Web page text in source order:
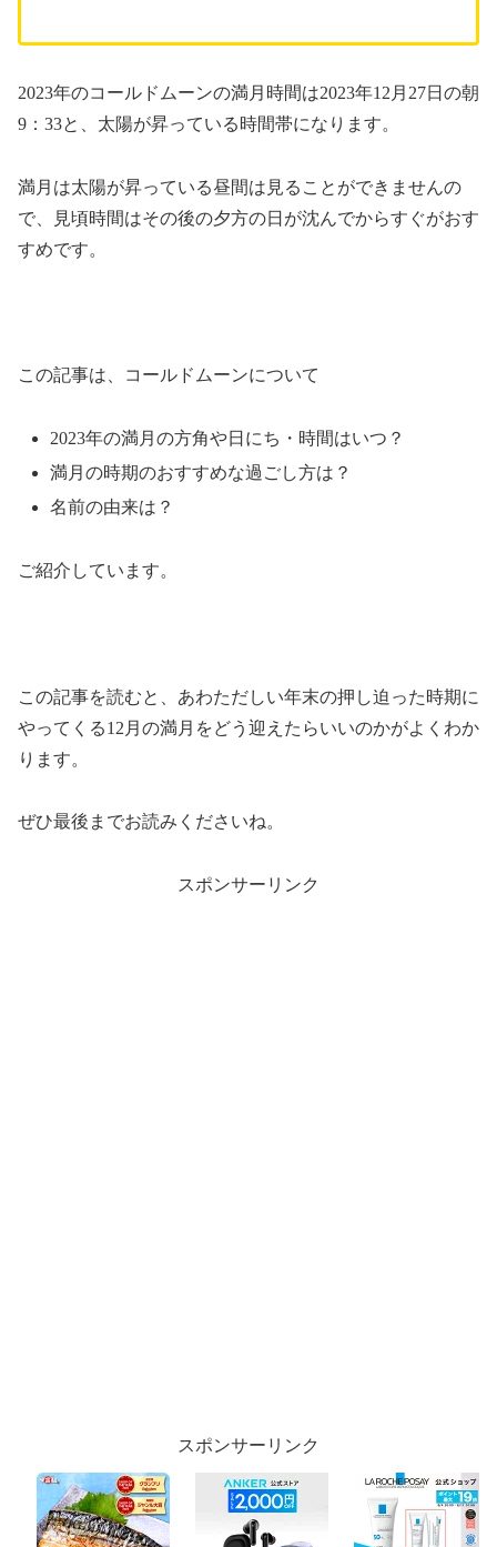
2023年のコールドムーンの満月時間は2023年12月27日の朝
9：33と、太陽が昇っている時間帯になります。
満月は太陽が昇っている昼間は見ることができませんの
で、見頃時間はその後の夕方の日が沈んでからすぐがおす
すめです。
この記事は、コールドムーンについて
2023年の満月の方角や日にち・時間はいつ？
満月の時期のおすすめな過ごし方は？
名前の由来は？
ご紹介しています。
この記事を読むと、あわただしい年末の押し迫った時期に
やってくる12月の満月をどう迎えたらいいのかがよくわか
ります。
ぜひ最後までお読みくださいね。
スポンサーリンク
スポンサーリンク